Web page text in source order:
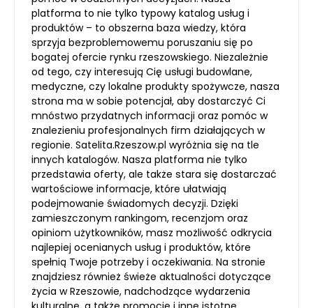
platforma to nie tylko typowy katalog usług i
produktów – to obszerna baza wiedzy, która
sprzyja bezproblemowemu poruszaniu się po
bogatej ofercie rynku rzeszowskiego. Niezależnie
od tego, czy interesują Cię usługi budowlane,
medyczne, czy lokalne produkty spożywcze, nasza
strona ma w sobie potencjał, aby dostarczyć Ci
mnóstwo przydatnych informacji oraz pomóc w
znalezieniu profesjonalnych firm działających w
regionie. Satelita.Rzeszow.pl wyróżnia się na tle
innych katalogów. Nasza platforma nie tylko
przedstawia oferty, ale także stara się dostarczać
wartościowe informacje, które ułatwiają
podejmowanie świadomych decyzji. Dzięki
zamieszczonym rankingom, recenzjom oraz
opiniom użytkowników, masz możliwość odkrycia
najlepiej ocenianych usług i produktów, które
spełnią Twoje potrzeby i oczekiwania. Na stronie
znajdziesz również świeże aktualności dotyczące
życia w Rzeszowie, nadchodzące wydarzenia